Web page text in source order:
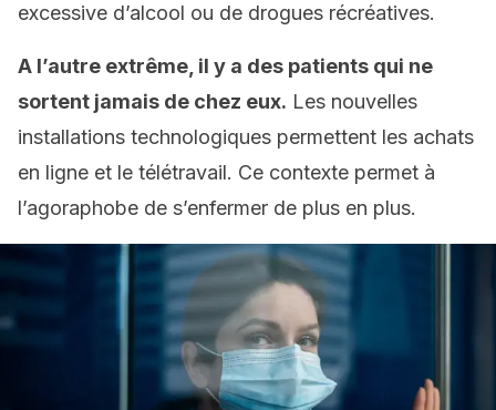
excessive d’alcool ou de drogues récréatives.
A l’autre extrême, il y a des patients qui ne
sortent jamais de chez eux. Les nouvelles
installations technologiques permettent les achats
en ligne et le télétravail. Ce contexte permet à
l’agoraphobe de s’enfermer de plus en plus.